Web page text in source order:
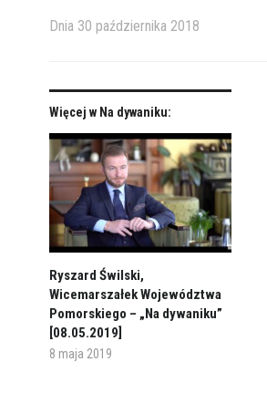
Dnia 30 października 2018
Więcej w Na dywaniku:
Ryszard Świlski,
Wicemarszałek Województwa
Pomorskiego – „Na dywaniku”
[08.05.2019]
8 maja 2019